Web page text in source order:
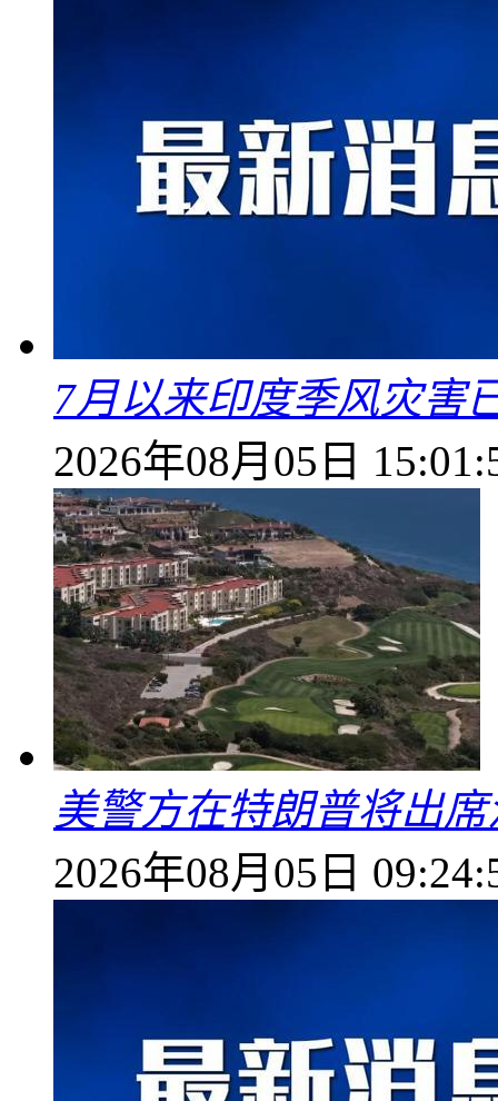
7月以来印度季风灾害
2026年08月05日
美警方在特朗普将出
2026年08月05日